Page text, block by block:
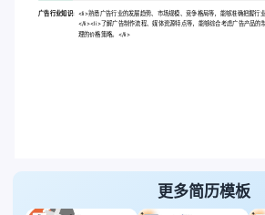
广告行业知识: <li>熟悉广告行业的发展趋势、市场规模、竞争格局等，能够准确把握行
</li><li>了解广告制作流程、媒体资源特点等，能够综合考虑广告产品的
理的价格策略。</li>
更多简历模板